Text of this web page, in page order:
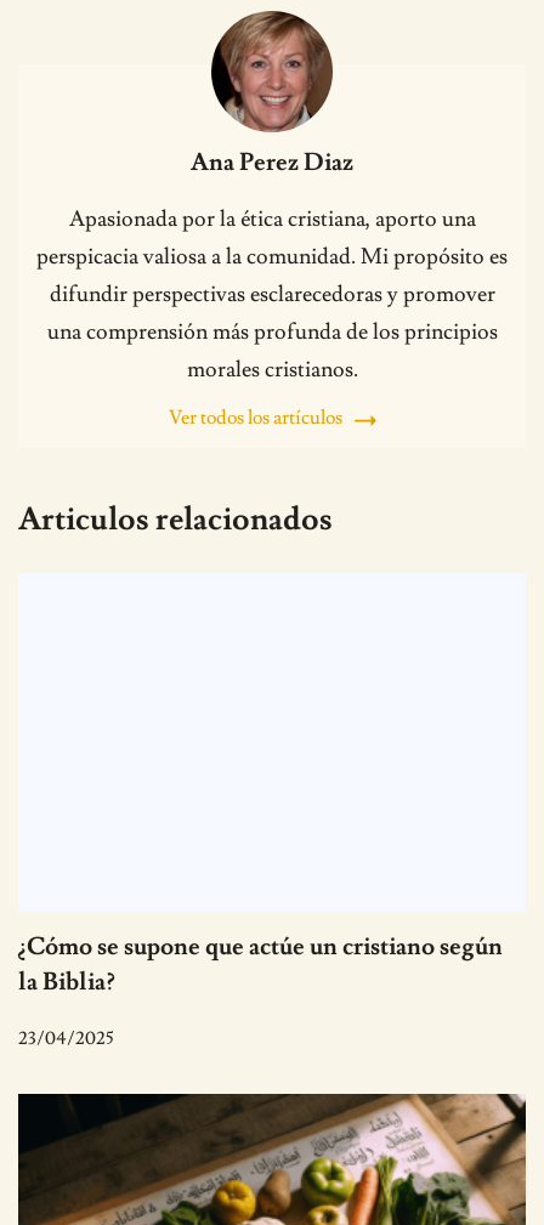
Ana Perez Diaz
Apasionada por la ética cristiana, aporto una
perspicacia valiosa a la comunidad. Mi propósito es
difundir perspectivas esclarecedoras y promover
una comprensión más profunda de los principios
morales cristianos.
Ver todos los artículos
Articulos relacionados
¿Cómo se supone que actúe un cristiano según
la Biblia?
23/04/2025